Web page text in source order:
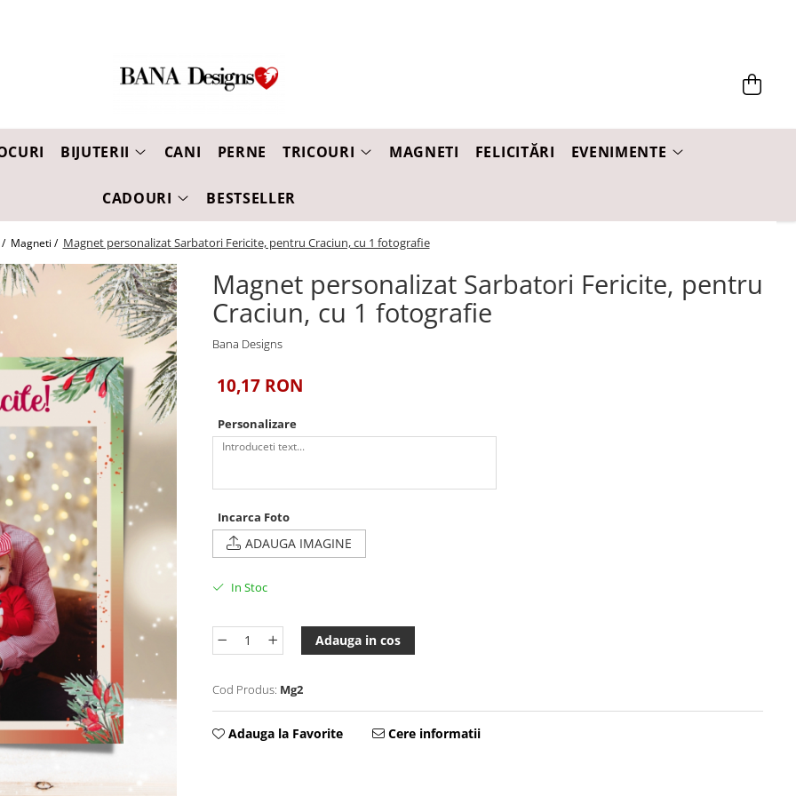
BIJUTERII CANI PERNE TRICOURI MAGNETI FELICITĂRI EVENIMENTE
CADOURI BESTSELLER
/ Magneti / Magnet personalizat Sarbatori Fericite, pentru Craciun, cu 1 fotografie
Magnet personalizat Sarbatori Fericite, pentru
Craciun, cu 1 fotografie
Bana Designs
10,17 RON
Personalizare
Incarca Foto
ADAUGA IMAGINE
In Stoc
Adauga in cos
Cod Produs: Mg2
Adauga la Favorite Cere informatii